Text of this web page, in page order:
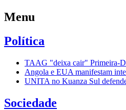
Menu
Política
TAAG "deixa cair" Primeira-
Angola e EUA manifestam
UNITA no Kuanza Sul
Sociedade